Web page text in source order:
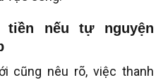
tiền nếu tự nguyện
cũng nêu rõ, việc thanh